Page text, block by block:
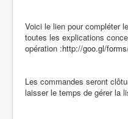
Voici le lien pour compléter
toutes les explications
opération :http://goo.gl/
Les commandes seront
laisser le temps de gérer la